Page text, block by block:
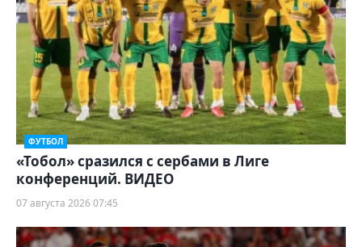
ФУТБОЛ
«Тобол» сразился с сербами в Лиге
конференций. ВИДЕО
07 августа 2026 07:45